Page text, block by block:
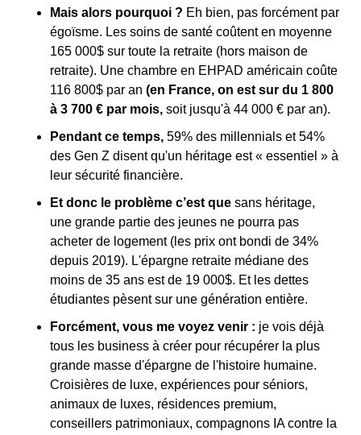
Mais alors pourquoi ? Eh bien, pas forcément par
égoïsme. Les soins de santé coûtent en moyenne
165 000$ sur toute la retraite (hors maison de
retraite). Une chambre en EHPAD américain coûte
116 800$ par an (en France, on est sur du 1 800
à 3 700 € par mois, soit jusqu'à 44 000 € par an).
Pendant ce temps, 59% des millennials et 54%
des Gen Z disent qu'un héritage est « essentiel » à
leur sécurité financière.
Et donc le problème c’est que sans héritage,
une grande partie des jeunes ne pourra pas
acheter de logement (les prix ont bondi de 34%
depuis 2019). L'épargne retraite médiane des
moins de 35 ans est de 19 000$. Et les dettes
étudiantes pèsent sur une génération entière.
Forcément, vous me voyez venir : je vois déjà
tous les business à créer pour récupérer la plus
grande masse d'épargne de l'histoire humaine.
Croisières de luxe, expériences pour séniors,
animaux de luxes, résidences premium,
conseillers patrimoniaux, compagnons IA contre la